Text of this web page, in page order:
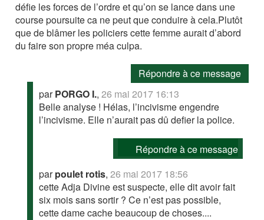
défie les forces de l’ordre et qu’on se lance dans une
course poursuite ca ne peut que conduire à cela.Plutôt
que de blâmer les policiers cette femme aurait d’abord
du faire son propre méa culpa.
Répondre à ce message
parPORGO I.,26 mai 2017 16:13
Belle analyse ! Hélas, l’incivisme engendre
l’incivisme. Elle n’aurait pas dû defier la police.
Répondre à ce message
parpoulet rotis,26 mai 2017 18:56
cette Adja Divine est suspecte, elle dit avoir fait
six mois sans sortir ? Ce n’est pas possible,
cette dame cache beaucoup de choses....